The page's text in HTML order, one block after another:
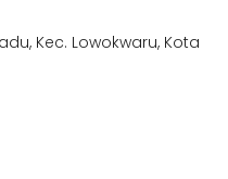
Kec. Lowokwaru, Kota